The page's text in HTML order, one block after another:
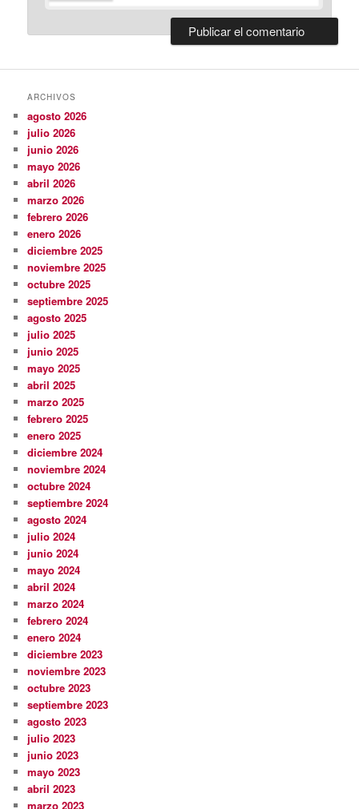
ARCHIVOS
agosto 2026
julio 2026
junio 2026
mayo 2026
abril 2026
marzo 2026
febrero 2026
enero 2026
diciembre 2025
noviembre 2025
octubre 2025
septiembre 2025
agosto 2025
julio 2025
junio 2025
mayo 2025
abril 2025
marzo 2025
febrero 2025
enero 2025
diciembre 2024
noviembre 2024
octubre 2024
septiembre 2024
agosto 2024
julio 2024
junio 2024
mayo 2024
abril 2024
marzo 2024
febrero 2024
enero 2024
diciembre 2023
noviembre 2023
octubre 2023
septiembre 2023
agosto 2023
julio 2023
junio 2023
mayo 2023
abril 2023
marzo 2023